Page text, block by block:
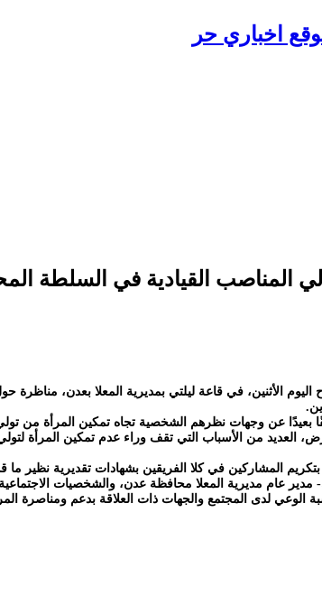
اخباري حر
المناصب القيادية في السلطة
عن وجهات نظرهم الشخصية تجاه تمكين المرأة من تولي
العديد من الأسباب التي تقف وراء عدم تمكين المرأة
مدير عام مديرية المعلا محافظة عدن، والشخصيات
الوعي لدى المجتمع والجهات ذات العلاقة بدعم ومناصرة